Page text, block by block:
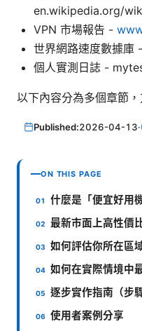
en.wikipedia.org/
VPN 市場報告 -
世界網路速度數據庫 -
個人實測日誌 -
以下內容分為多個章節
Published:2026-04-13·
ON THIS PAGE
什麼是「便宜好用
最新市面上高性價
如何評估你所在區
如何在實際情境中
逐步實作指南（步
使用者案例分享